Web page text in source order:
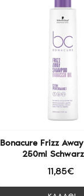
Bonacure Frizz
250ml
11,85€